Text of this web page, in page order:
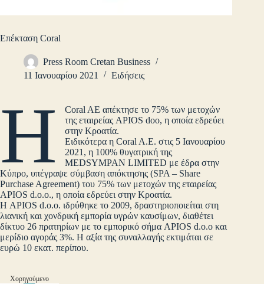
Επέκταση Coral
Press Room Cretan Business
11 Ιανουαρίου 2021
Ειδήσεις
H
Coral AE απέκτησε το 75% των μετοχών
της εταιρείας APIOS doo, η οποία εδρεύει
στην Κροατία.
Ειδικότερα η Coral A.E. στις 5 Ιανουαρίου
2021, η 100% θυγατρική της
MEDSYMPAN LIMITED με έδρα στην
Κύπρο, υπέγραψε σύμβαση απόκτησης (SPA – Share
Purchase Agreement) του 75% των μετοχών της εταιρείας
APIOS d.o.o., η οποία εδρεύει στην Κροατία.
Η APIOS d.o.o. ιδρύθηκε το 2009, δραστηριοποιείται στη
λιανική και χονδρική εμπορία υγρών καυσίμων, διαθέτει
δίκτυο 26 πρατηρίων με το εμπορικό σήμα APIOS d.o.o και
μερίδιο αγοράς 3%. Η αξία της συναλλαγής εκτιμάται σε
ευρώ 10 εκατ. περίπου.
Χορηγούμενο